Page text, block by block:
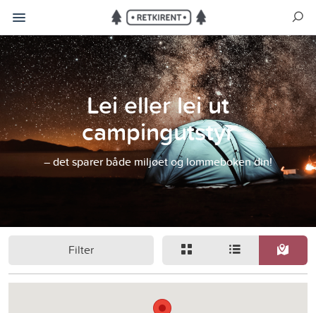
Lei eller lei ut
campingutstyr
– det sparer både miljøet og lommeboken din!
Filter